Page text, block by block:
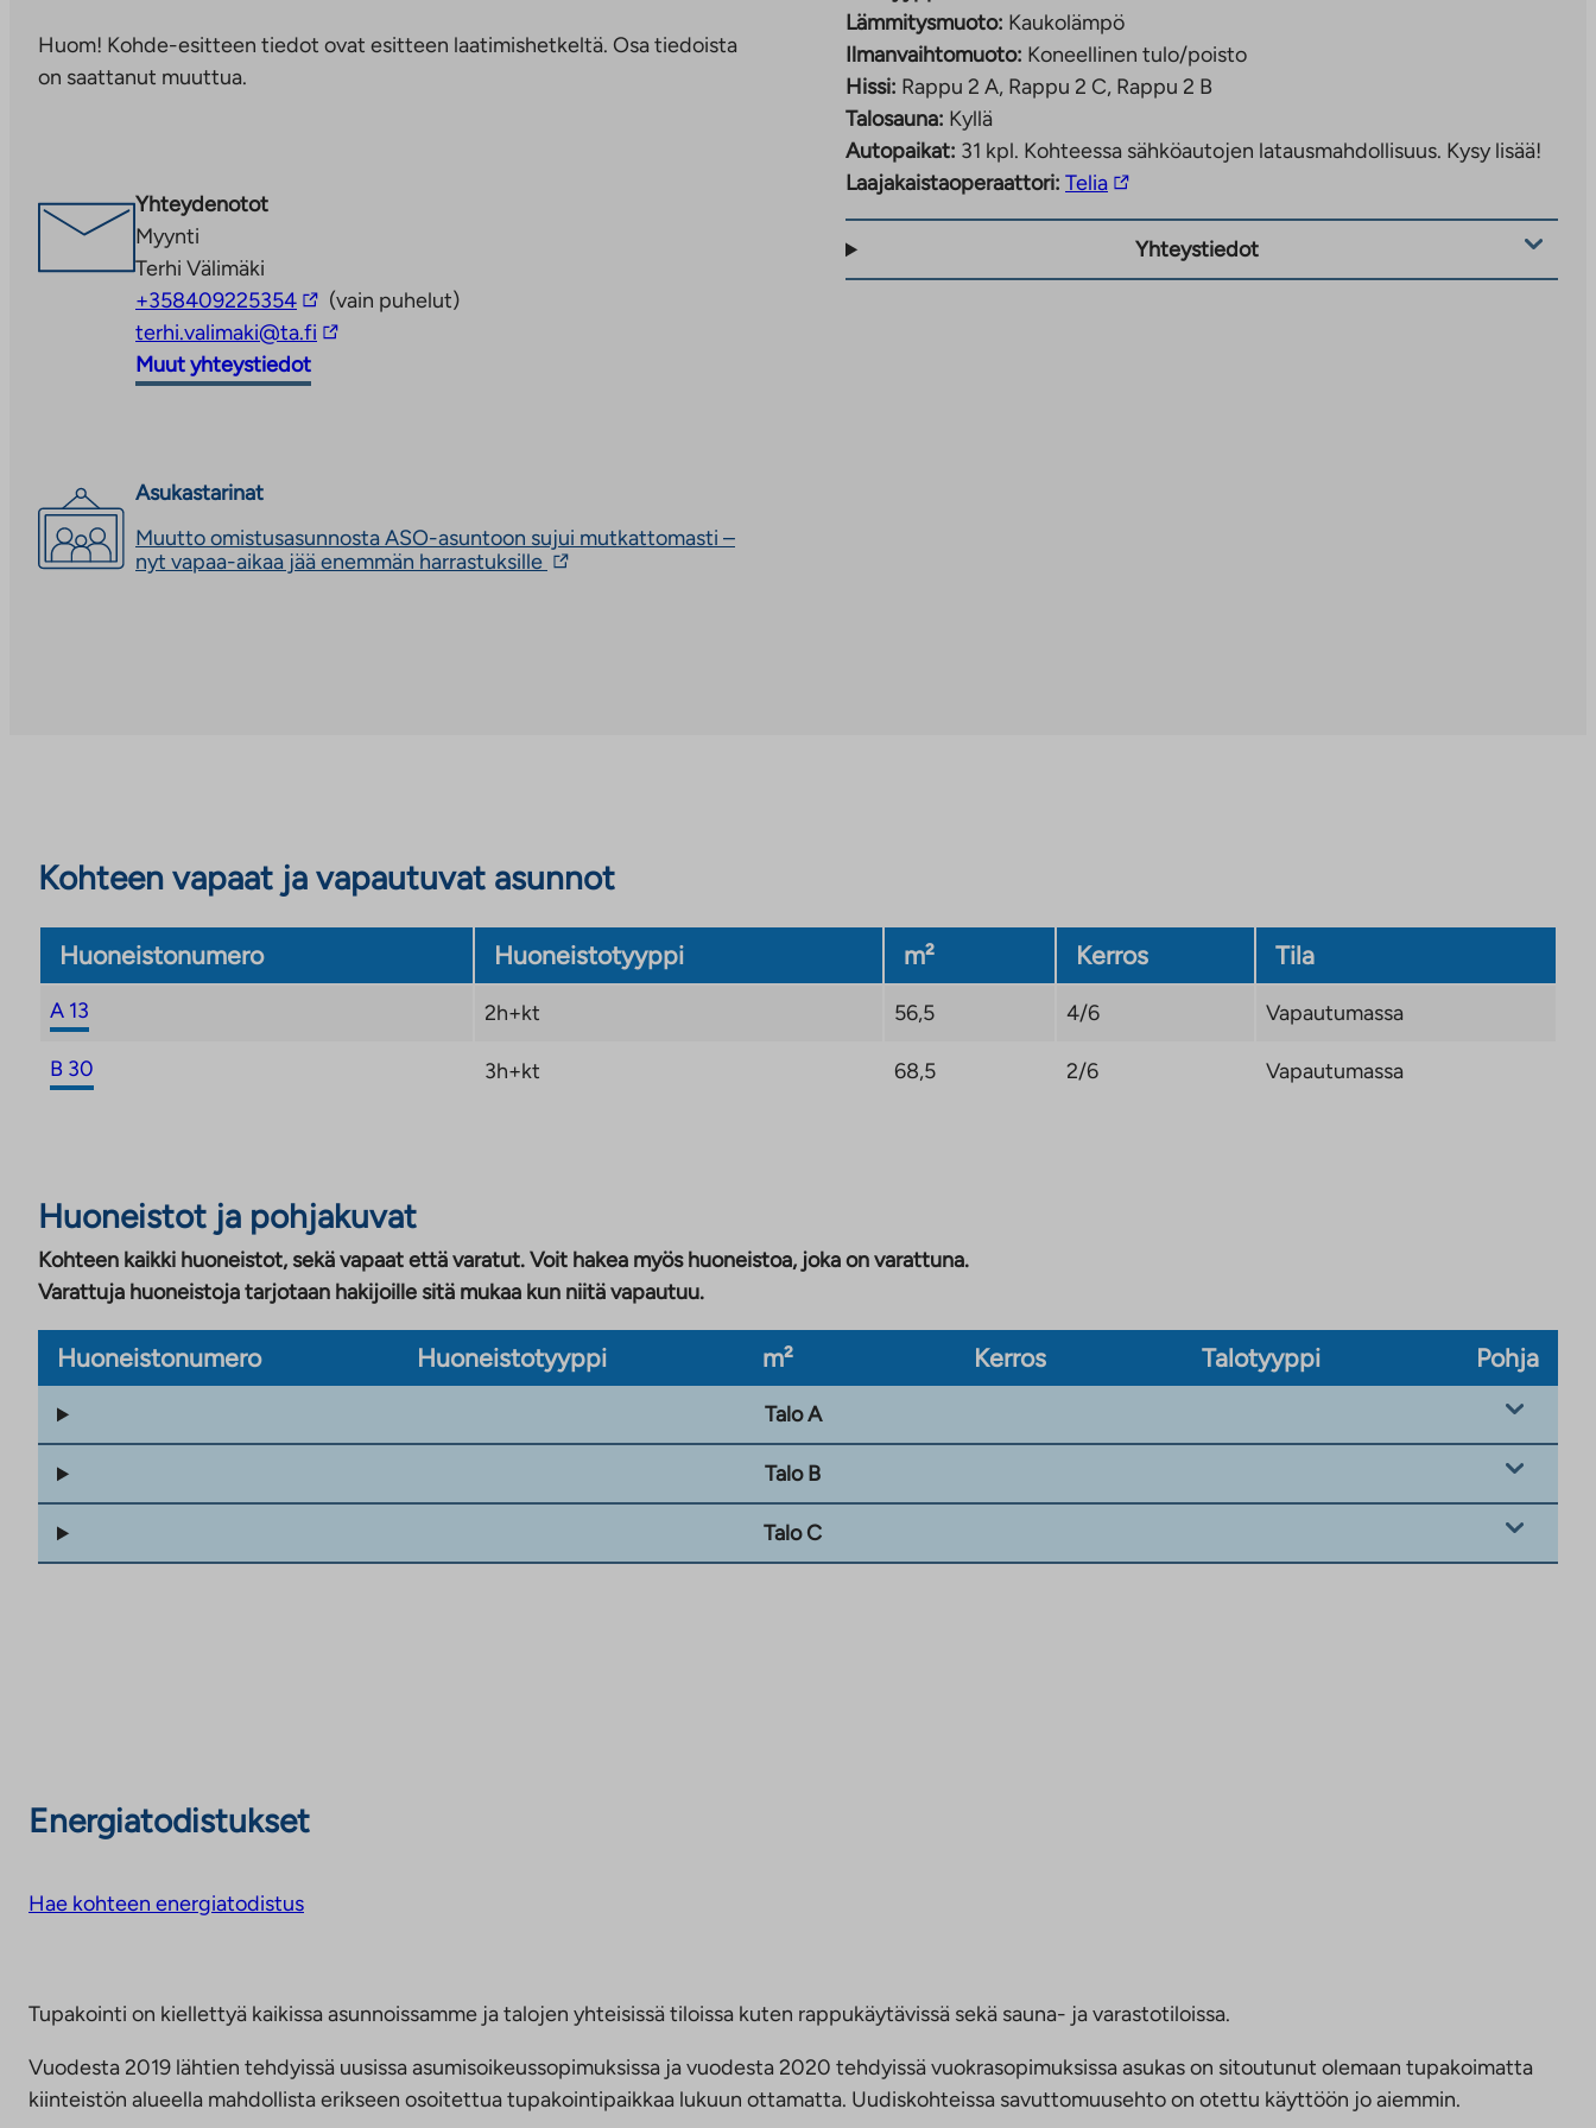
palveluun.
Linkki
Huom! Kohde-esitteen tiedot ovat esitteen laatimishetkeltä. Osa tiedoista
on saattanut muuttua.
Yhteydenotot
Myynti
Terhi Välimäki
+358409225354Linkki
vie
ulkopuoliseen
(vain puhelut)
terhi.valimaki@ta.fi Linkki
Muut yhteystiedot
Asukastarinat
Muutto omistusasunnosta ASO-asuntoon sujui mutkattomasti –
nyt vapaa-aikaa jää enemmän harrastuksille Linkki
Lämmitysmuoto: Kaukolämpö
Ilmanvaihtomuoto: Koneellinen tulo/poisto
Hissi: Rappu 2 A, Rappu 2 C, Rappu 2 B
Talosauna: Kyllä
Autopaikat: 31 kpl. Kohteessa sähköautojen latausmahdollisuus. Kysy lisää!
Laajakaistaoperaattori: TeliaLinkki
vie
ulkopuoliseen
palveluun.
Yhteystiedot
Kohteen vapaat ja vapautuvat asunnot
Huoneistonumero Huoneistotyyppi m² Kerros Tila
A 13 2h+kt 56,5 4/6 Vapautumassa
B 30 3h+kt 68,5 2/6 Vapautumassa
Huoneistot ja pohjakuvat
Kohteen kaikki huoneistot, sekä vapaat että varatut. Voit hakea myös huoneistoa, joka on varattuna.
Varattuja huoneistoja tarjotaan hakijoille sitä mukaa kun niitä vapautuu.
Huoneistonumero Huoneistotyyppi m² Kerros Talotyyppi Pohja
Talo A
Talo B
Talo C
Energiatodistukset
Hae kohteen energiatodistus
Tupakointi on kiellettyä kaikissa asunnoissamme ja talojen yhteisissä tiloissa kuten rappukäytävissä sekä sauna- ja varastotiloissa.
Vuodesta 2019 lähtien tehdyissä uusissa asumisoikeussopimuksissa ja vuodesta 2020 tehdyissä vuokrasopimuksissa asukas on sitoutunut olemaan tupakoimatta
kiinteistön alueella mahdollista erikseen osoitettua tupakointipaikkaa lukuun ottamatta. Uudiskohteissa savuttomuusehto on otettu käyttöön jo aiemmin.